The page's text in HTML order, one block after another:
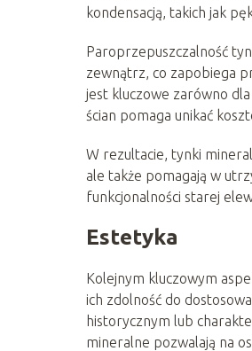
kondensacją, takich jak
Paroprzepuszczalność
zewnątrz, co zapobiega
jest kluczowe zarówno
ścian pomaga unikać
W rezultacie, tynki
ale także pomagają w
funkcjonalności starej
Estetyka
Kolejnym kluczowym
ich zdolność do
historycznym lub
mineralne pozwalają na